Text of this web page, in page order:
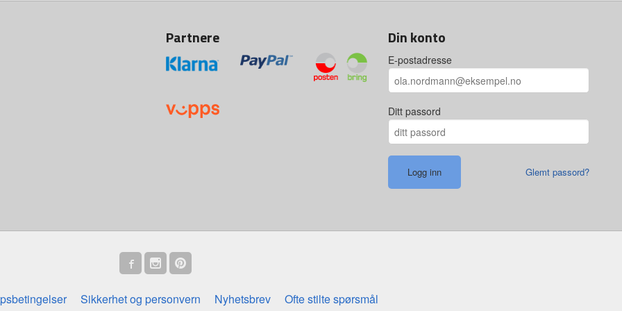
Partnere Din konto
E-postadresse
Ditt passord
Glemt passord?
Sikkerhet og personvern Nyhetsbrev Ofte stilte spørsmål